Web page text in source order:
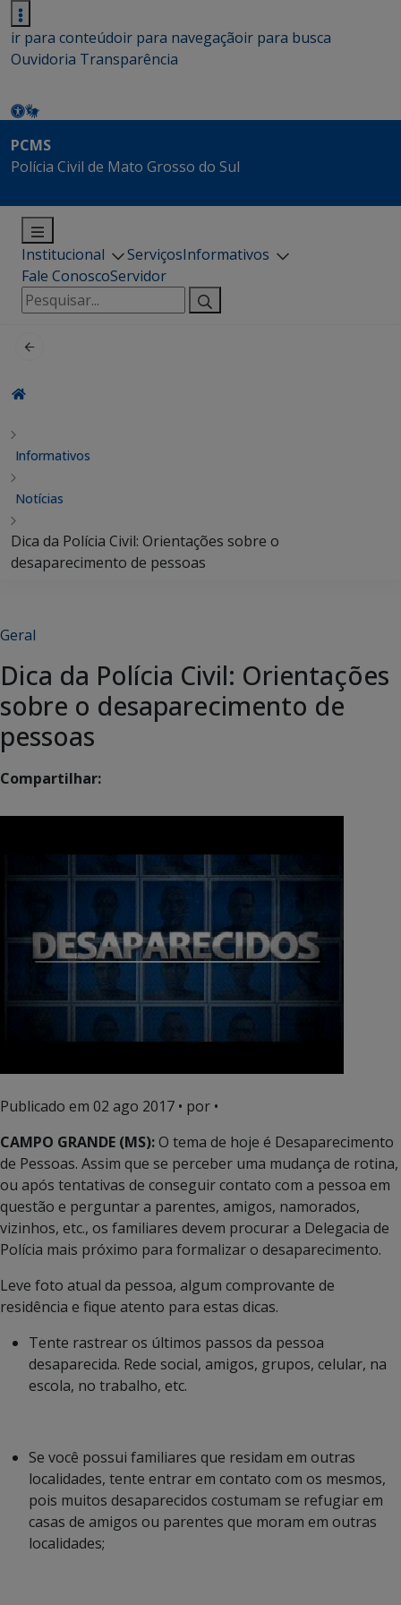
ir para conteúdoir para navegaçãoir para busca
Ouvidoria Transparência
PCMS
Polícia Civil de Mato Grosso do Sul
Institucional ServiçosInformativos
Fale ConoscoServidor
Pesquisar
por:
Informativos
Notícias
Dica da Polícia Civil: Orientações sobre o
desaparecimento de pessoas
Geral
Dica da Polícia Civil: Orientações
sobre o desaparecimento de
pessoas
Compartilhar:
Publicado em 02 ago 2017 • por •
CAMPO GRANDE (MS):O tema de hoje é Desaparecimento
de Pessoas. Assim que se perceber uma mudança de rotina,
ou após tentativas de conseguir contato com a pessoa em
questão e perguntar a parentes, amigos, namorados,
vizinhos, etc., os familiares devem procurar a Delegacia de
Polícia mais próximo para formalizar o desaparecimento.
Leve foto atual da pessoa, algum comprovante de
residência e fique atento para estas dicas.
Tente rastrear os últimos passos da pessoa
desaparecida. Rede social, amigos, grupos, celular, na
escola, no trabalho, etc.
Se você possui familiares que residam em outras
localidades, tente entrar em contato com os mesmos,
pois muitos desaparecidos costumam se refugiar em
casas de amigos ou parentes que moram em outras
localidades;